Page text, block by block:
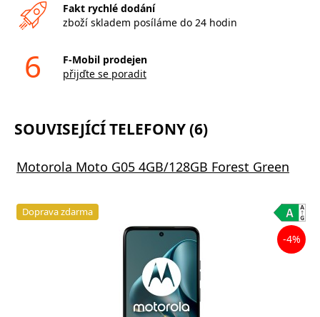
Fakt rychlé dodání
zboží skladem posíláme do 24 hodin
6
F-Mobil prodejen
přijďte se poradit
SOUVISEJÍCÍ TELEFONY (6)
Motorola Moto G05 4GB/128GB Forest Green
Doprava zdarma
-4%